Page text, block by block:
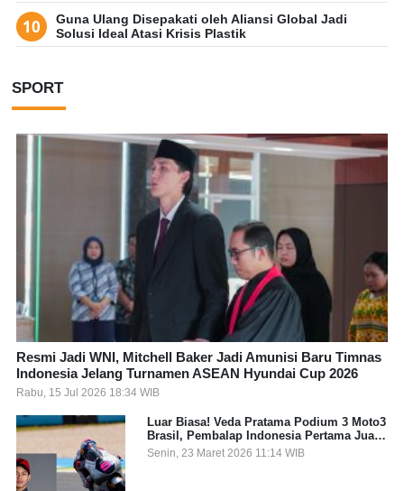
Guna Ulang Disepakati oleh Aliansi Global Jadi
Solusi Ideal Atasi Krisis Plastik
SPORT
Resmi Jadi WNI, Mitchell Baker Jadi Amunisi Baru Timnas
Indonesia Jelang Turnamen ASEAN Hyundai Cup 2026
Rabu, 15 Jul 2026 18:34 WIB
Luar Biasa! Veda Pratama Podium 3 Moto3
Brasil, Pembalap Indonesia Pertama Juara
Grand Prix
Senin, 23 Maret 2026 11:14 WIB